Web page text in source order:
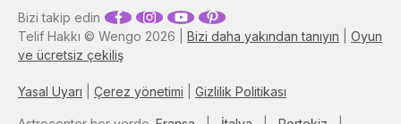
Telif Hakkı © Wengo 2026 | Bizi daha yakından tanıyın
Oyun
ve ücretsiz çekiliş
Yasal Uyarı Çerez yönetimi Gizlilik Politikası
Bizi takip edin